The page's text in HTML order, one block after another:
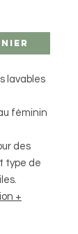
lavables
féminin
des
type de
+